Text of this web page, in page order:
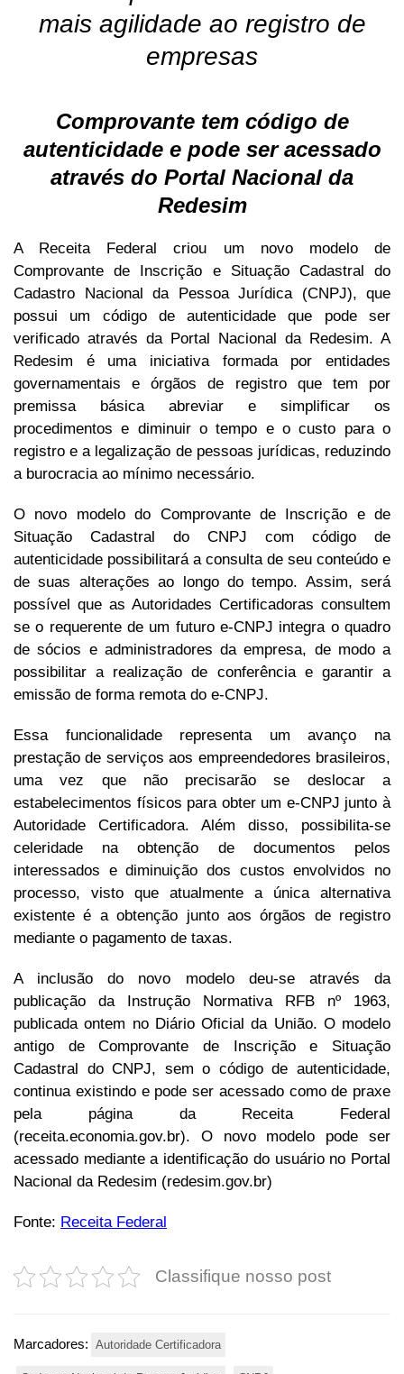
mais agilidade ao registro de
empresas
Comprovante tem código de
autenticidade e pode ser acessado
através do Portal Nacional da
Redesim
A Receita Federal criou um novo modelo de
Comprovante de Inscrição e Situação Cadastral do
Cadastro Nacional da Pessoa Jurídica (CNPJ), que
possui um código de autenticidade que pode ser
verificado através da Portal Nacional da Redesim. A
Redesim é uma iniciativa formada por entidades
governamentais e órgãos de registro que tem por
premissa básica abreviar e simplificar os
procedimentos e diminuir o tempo e o custo para o
registro e a legalização de pessoas jurídicas, reduzindo
a burocracia ao mínimo necessário.
O novo modelo do Comprovante de Inscrição e de
Situação Cadastral do CNPJ com código de
autenticidade possibilitará a consulta de seu conteúdo e
de suas alterações ao longo do tempo. Assim, será
possível que as Autoridades Certificadoras consultem
se o requerente de um futuro e-CNPJ integra o quadro
de sócios e administradores da empresa, de modo a
possibilitar a realização de conferência e garantir a
emissão de forma remota do e-CNPJ.
Essa funcionalidade representa um avanço na
prestação de serviços aos empreendedores brasileiros,
uma vez que não precisarão se deslocar a
estabelecimentos físicos para obter um e-CNPJ junto à
Autoridade Certificadora. Além disso, possibilita-se
celeridade na obtenção de documentos pelos
interessados e diminuição dos custos envolvidos no
processo, visto que atualmente a única alternativa
existente é a obtenção junto aos órgãos de registro
mediante o pagamento de taxas.
A inclusão do novo modelo deu-se através da
publicação da Instrução Normativa RFB nº 1963,
publicada ontem no Diário Oficial da União. O modelo
antigo de Comprovante de Inscrição e Situação
Cadastral do CNPJ, sem o código de autenticidade,
continua existindo e pode ser acessado como de praxe
pela página da Receita Federal
(receita.economia.gov.br). O novo modelo pode ser
acessado mediante a identificação do usuário no Portal
Nacional da Redesim (redesim.gov.br)
Fonte: Receita Federal
Classifique nosso post
Marcadores: Autoridade Certificadora